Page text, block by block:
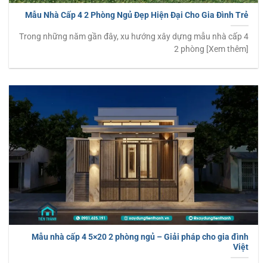
Mẫu Nhà Cấp 4 2 Phòng Ngủ Đẹp Hiện Đại Cho Gia Đình Trẻ
Trong những năm gần đây, xu hướng xây dựng mẫu nhà cấp 4
2 phòng [Xem thêm]
Mẫu nhà cấp 4 5×20 2 phòng ngủ – Giải pháp cho gia đình
Việt